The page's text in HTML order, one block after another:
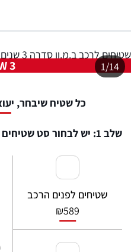
1/14
3
כל שטיח שיבחר,
שלב 1: יש לבחור סט שטיחים \ שטיח לתא מטען
שטיחים לפנים הרכב
₪589